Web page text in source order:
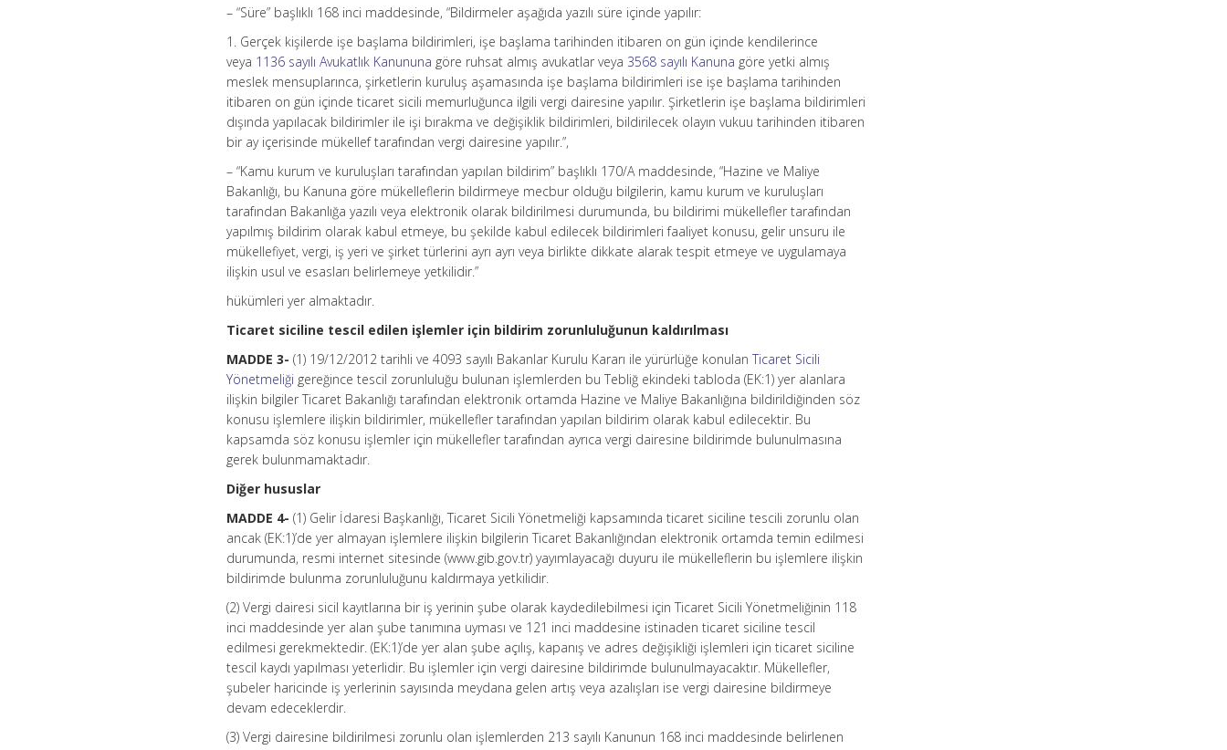
– “Süre” başlıklı 168 inci maddesinde, “Bildirmeler aşağıda yazılı süre içinde yapılır:
1. Gerçek kişilerde işe başlama bildirimleri, işe başlama tarihinden itibaren on gün içinde kendilerince
veya 1136 sayılı Avukatlık Kanununa göre ruhsat almış avukatlar veya 3568 sayılı Kanuna göre yetki almış
meslek mensuplarınca, şirketlerin kuruluş aşamasında işe başlama bildirimleri ise işe başlama tarihinden
itibaren on gün içinde ticaret sicili memurluğunca ilgili vergi dairesine yapılır. Şirketlerin işe başlama bildirimleri
dışında yapılacak bildirimler ile işi bırakma ve değişiklik bildirimleri, bildirilecek olayın vukuu tarihinden itibaren
bir ay içerisinde mükellef tarafından vergi dairesine yapılır.”,
– “Kamu kurum ve kuruluşları tarafından yapılan bildirim” başlıklı 170/A maddesinde, “Hazine ve Maliye
Bakanlığı, bu Kanuna göre mükelleflerin bildirmeye mecbur olduğu bilgilerin, kamu kurum ve kuruluşları
tarafından Bakanlığa yazılı veya elektronik olarak bildirilmesi durumunda, bu bildirimi mükellefler tarafından
yapılmış bildirim olarak kabul etmeye, bu şekilde kabul edilecek bildirimleri faaliyet konusu, gelir unsuru ile
mükellefiyet, vergi, iş yeri ve şirket türlerini ayrı ayrı veya birlikte dikkate alarak tespit etmeye ve uygulamaya
ilişkin usul ve esasları belirlemeye yetkilidir.”
hükümleri yer almaktadır.
Ticaret siciline tescil edilen işlemler için bildirim zorunluluğunun kaldırılması
MADDE 3-(1) 19/12/2012 tarihli ve 4093 sayılı Bakanlar Kurulu Kararı ile yürürlüğe konulanTicaret Sicili
Yönetmeliği gereğince tescil zorunluluğu bulunan işlemlerden bu Tebliğ ekindeki tabloda (EK:1) yer alanlara
ilişkin bilgiler Ticaret Bakanlığı tarafından elektronik ortamda Hazine ve Maliye Bakanlığına bildirildiğinden söz
konusu işlemlere ilişkin bildirimler, mükellefler tarafından yapılan bildirim olarak kabul edilecektir. Bu
kapsamda söz konusu işlemler için mükellefler tarafından ayrıca vergi dairesine bildirimde bulunulmasına
gerek bulunmamaktadır.
Diğer hususlar
MADDE 4-(1) Gelir İdaresi Başkanlığı, Ticaret Sicili Yönetmeliği kapsamında ticaret siciline tescili zorunlu olan
ancak (EK:1)’de yer almayan işlemlere ilişkin bilgilerin Ticaret Bakanlığından elektronik ortamda temin edilmesi
durumunda, resmi internet sitesinde (www.gib.gov.tr) yayımlayacağı duyuru ile mükelleflerin bu işlemlere ilişkin
bildirimde bulunma zorunluluğunu kaldırmaya yetkilidir.
(2) Vergi dairesi sicil kayıtlarına bir iş yerinin şube olarak kaydedilebilmesi için Ticaret Sicili Yönetmeliğinin 118
inci maddesinde yer alan şube tanımına uyması ve 121 inci maddesine istinaden ticaret siciline tescil
edilmesi gerekmektedir. (EK:1)’de yer alan şube açılış, kapanış ve adres değişikliği işlemleri için ticaret siciline
tescil kaydı yapılması yeterlidir. Bu işlemler için vergi dairesine bildirimde bulunulmayacaktır. Mükellefler,
şubeler haricinde iş yerlerinin sayısında meydana gelen artış veya azalışları ise vergi dairesine bildirmeye
devam edeceklerdir.
(3) Vergi dairesine bildirilmesi zorunlu olan işlemlerden 213 sayılı Kanunun 168 inci maddesinde belirlenen